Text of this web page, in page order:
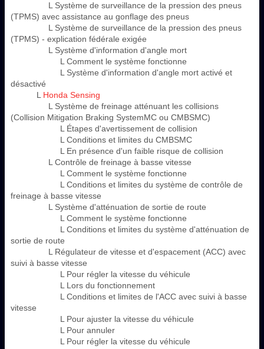
L Système de surveillance de la pression des pneus
(TPMS) avec assistance au gonflage des pneus
L Système de surveillance de la pression des pneus
(TPMS) - explication fédérale exigée
L Système d'information d'angle mort
L Comment le système fonctionne
L Système d'information d'angle mort activé et
désactivé
L Honda Sensing
L Système de freinage atténuant les collisions
(Collision Mitigation Braking SystemMC ou CMBSMC)
L Étapes d'avertissement de collision
L Conditions et limites du CMBSMC
L En présence d'un faible risque de collision
L Contrôle de freinage à basse vitesse
L Comment le système fonctionne
L Conditions et limites du système de contrôle de
freinage à basse vitesse
L Système d'atténuation de sortie de route
L Comment le système fonctionne
L Conditions et limites du système d'atténuation de
sortie de route
L Régulateur de vitesse et d'espacement (ACC) avec
suivi à basse vitesse
L Pour régler la vitesse du véhicule
L Lors du fonctionnement
L Conditions et limites de l'ACC avec suivi à basse
vitesse
L Pour ajuster la vitesse du véhicule
L Pour annuler
L Pour régler la vitesse du véhicule